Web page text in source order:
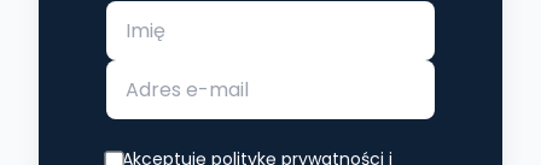
Akceptuję politykę prywatności i